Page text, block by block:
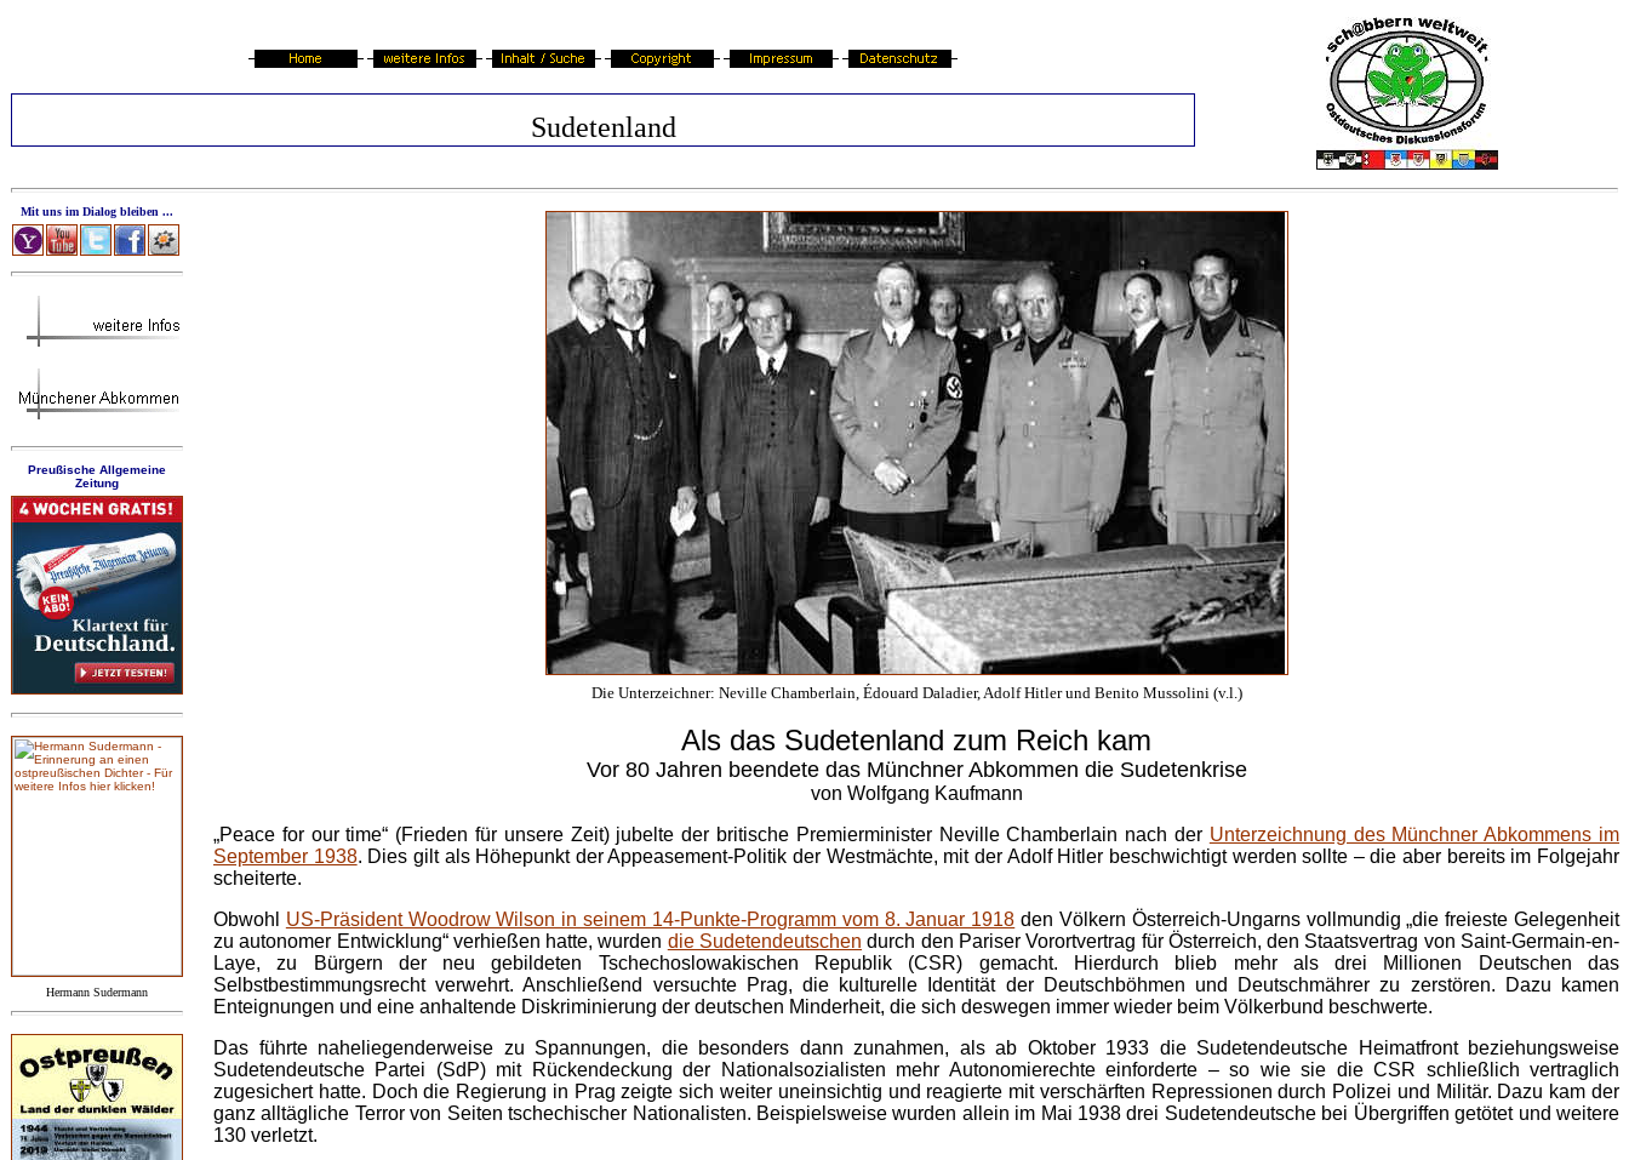
Sudetenland
Mit uns im Dialog bleiben ...
Preußische Allgemeine
Zeitung
Hermann Sudermann
Die Unterzeichner: Neville Chamberlain, Édouard Daladier, Adolf Hitler und Benito Mussolini (v.l.)
Als das Sudetenland zum Reich kam
Vor 80 Jahren beendete das Münchner Abkommen die Sudetenkrise
von Wolfgang Kaufmann
„Peace for our time“ (Frieden für unsere Zeit) jubelte der britische Premierminister Neville Chamberlain nach der Unterzeichnung des Münchner Abkommens im
September 1938. Dies gilt als Höhepunkt der Appeasement-Politik der Westmächte, mit der Adolf Hitler beschwichtigt werden sollte – die aber bereits im Folgejahr
scheiterte.
Obwohl US-Präsident Woodrow Wilson in seinem 14-Punkte-Programm vom 8. Januar 1918 den Völkern Österreich-Ungarns vollmundig „die freieste Gelegenheit
zu autonomer Entwicklung“ verhießen hatte, wurden die Sudetendeutschen durch den Pariser Vorortvertrag für Österreich, den Staatsvertrag von Saint-Germain-en-
Laye, zu Bürgern der neu gebildeten Tschechoslowakischen Republik (CSR) gemacht. Hierdurch blieb mehr als drei Millionen Deutschen das
Selbstbestimmungsrecht verwehrt. Anschließend versuchte Prag, die kulturelle Identität der Deutschböhmen und Deutschmährer zu zerstören. Dazu kamen
Enteignungen und eine anhaltende Diskriminierung der deutschen Minderheit, die sich deswegen immer wieder beim Völkerbund beschwerte.
Das führte naheliegenderweise zu Spannungen, die besonders dann zunahmen, als ab Oktober 1933 die Sudetendeutsche Heimatfront beziehungsweise
Sudetendeutsche Partei (SdP) mit Rückendeckung der Nationalsozialisten mehr Autonomierechte einforderte – so wie sie die CSR schließlich vertraglich
zugesichert hatte. Doch die Regierung in Prag zeigte sich weiter uneinsichtig und reagierte mit verschärften Repressionen durch Polizei und Militär. Dazu kam der
ganz alltägliche Terror von Seiten tschechischer Nationalisten. Beispielsweise wurden allein im Mai 1938 drei Sudetendeutsche bei Übergriffen getötet und weitere
130 verletzt.